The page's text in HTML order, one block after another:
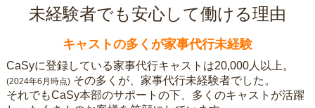
未経験者でも安心して働ける理由
キャストの多くが家事代行未経験
CaSyに登録している家事代行キャストは20,000人以上。
(2024年6月時点) その多くが、家事代行未経験者でした。
それでもCaSy本部のサポートの下、多くのキャストが活躍